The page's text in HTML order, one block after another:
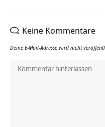
Keine Kommentare
Deine E-Mail-Adresse wird nicht